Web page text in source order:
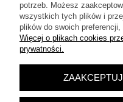
POKAŻ
Sklep
potrzeb. Możesz
wszystkich tych plików i
plików do swoich
Więcej o plikach cookies
prywatności.